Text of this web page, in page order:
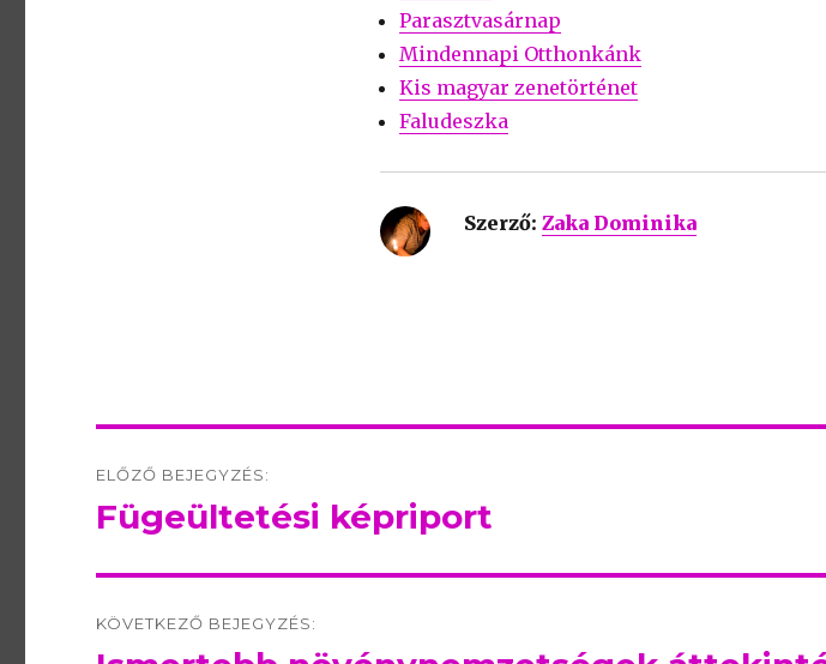
Parasztvasárnap
Mindennapi Otthonkánk
Kis magyar zenetörténet
Faludeszka
Szerző: Zaka Dominika
navigation
ELŐZŐ BEJEGYZÉS:
Előző
Fügeültetési képriport
KÖVETKEZŐ BEJEGYZÉS: